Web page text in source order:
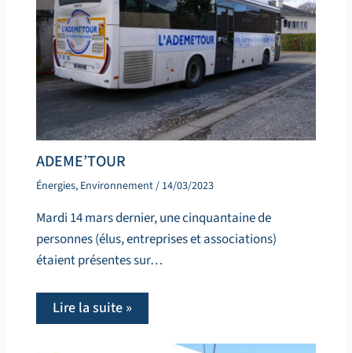
ADEME’TOUR
Énergies, Environnement/ 14/03/2023
Mardi 14 mars dernier, une cinquantaine de
personnes (élus, entreprises et associations)
étaient présentes sur…
Lire la suite »